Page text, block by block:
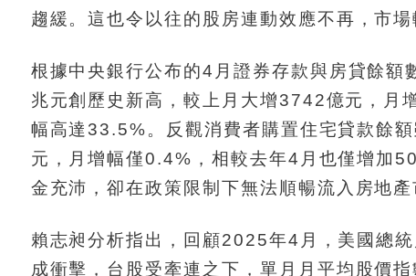
趨緩。這也令以往的股房連動效應不再，市
根據中央銀行公布的4月證券存款與房貸餘
兆元創歷史新高，較上月大增3742億元，月
幅高達33.5%。反觀消費者購置住宅貸款餘
元，月增幅僅0.4%，相較去年4月也僅增加
金充沛，卻在政策限制下無法順暢流入房地產
賴志昶分析指出，回顧2025年4月，美國總
成衝擊，台股受牽連之下，單月月平均股價